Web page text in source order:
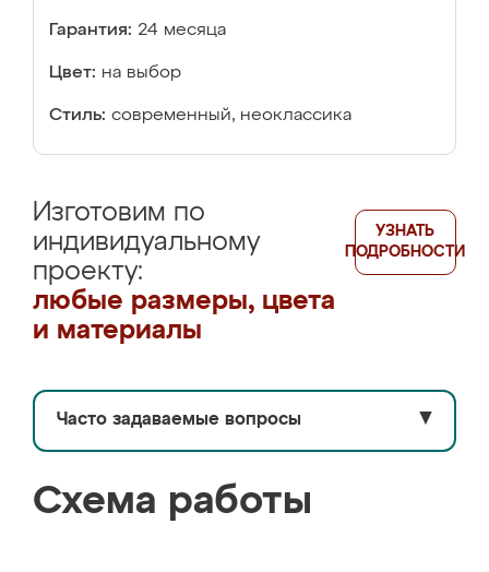
Гарантия: 24 месяца
Цвет: на выбор
Стиль: современный, неоклассика
Изготовим по
индивидуальному
проекту:
любые размеры, цвета
и материалы
УЗНАТЬ
ПОДРОБНОСТИ
Часто задаваемые вопросы ▼
Схема работы